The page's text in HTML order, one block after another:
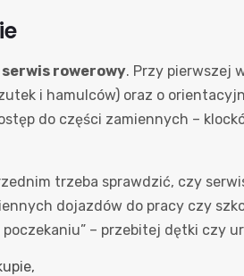
serwis rowerowy. Przy pierwszej
i hamulców) oraz o
do części zamiennych –
trzeba sprawdzić, czy
dojazdów do pracy czy
– przebitej dętki czy